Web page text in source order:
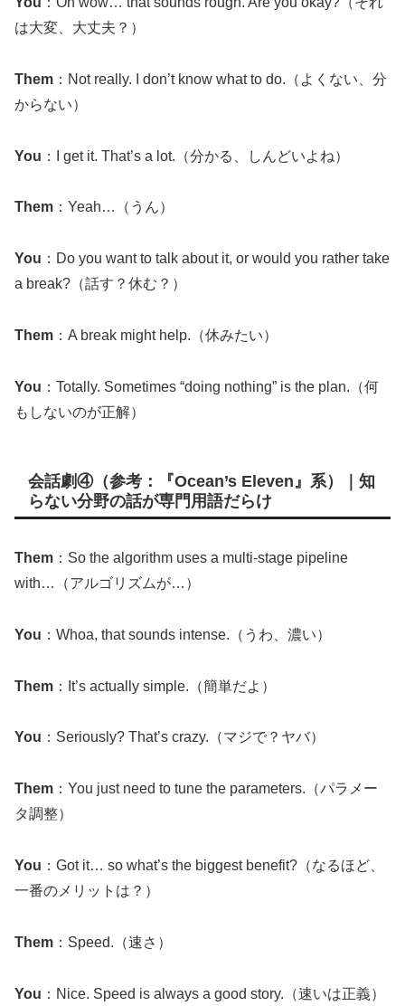
は大変、大丈夫？）
Them ：Not really. I don’t know what to do.（よくない、分
からない）
You ：I get it. That’s a lot.（分かる、しんどいよね）
Them ：Yeah…（うん）
You ：Do you want to talk about it, or would you rather take
a break?（話す？休む？）
Them ：A break might help.（休みたい）
You ：Totally. Sometimes “doing nothing” is the plan.（何
もしないのが正解）
会話劇④（参考：『Ocean’s Eleven』系）｜知
らない分野の話が専門用語だらけ
Them ：So the algorithm uses a multi-stage pipeline
with…（アルゴリズムが…）
You ：Whoa, that sounds intense.（うわ、濃い）
Them ：It’s actually simple.（簡単だよ）
You ：Seriously? That’s crazy.（マジで？ヤバ）
Them ：You just need to tune the parameters.（パラメー
タ調整）
You ：Got it… so what’s the biggest benefit?（なるほど、
一番のメリットは？）
Them ：Speed.（速さ）
You ：Nice. Speed is always a good story.（速いは正義）